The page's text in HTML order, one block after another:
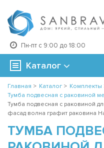
Пн-пт с 9:00 до 18:00
Каталог
Главная > Каталог > Комплекты
Тумба подвесная с раковиной
Тумба подвесная с раковиной
фасад волна графит раковина
ТУМБА